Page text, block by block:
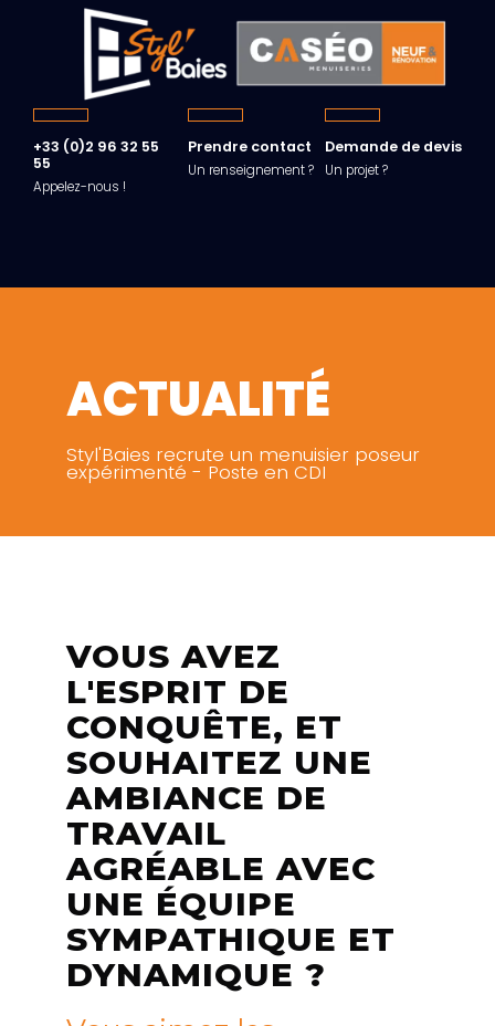
+33 (0)2 96 32 55
55
Appelez-nous !
Prendre contact
Un renseignement ?
Demande de devis
Un projet ?
ACTUALITÉ
Styl'Baies recrute un menuisier poseur
expérimenté - Poste en CDI
VOUS AVEZ
L'ESPRIT DE
CONQUÊTE, ET
SOUHAITEZ UNE
AMBIANCE DE
TRAVAIL
AGRÉABLE AVEC
UNE ÉQUIPE
SYMPATHIQUE ET
DYNAMIQUE ?